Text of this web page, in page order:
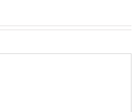
Know“